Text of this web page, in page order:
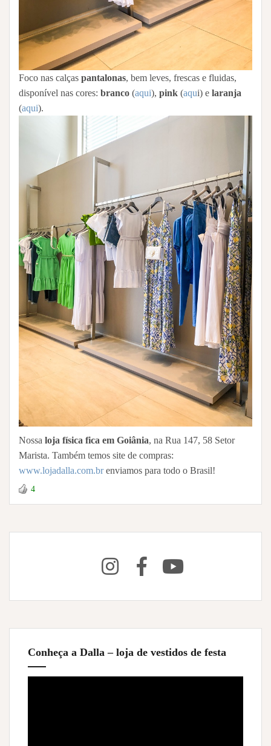
Foco nas calças pantalonas, bem leves, frescas e fluidas,
disponível nas cores: branco (aqui), pink (aqui) e laranja
(aqui).
Nossa loja física fica em Goiânia, na Rua 147, 58 Setor
Marista. Também temos site de compras:
www.lojadalla.com.brenviamos para todo o Brasil!
4
Conheça a Dalla – loja de vestidos de festa